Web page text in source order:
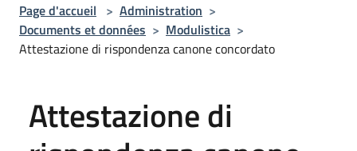
Page d'accueil > Administration >
Documents et données > Modulistica >
Attestazione di rispondenza canone concordato
Attestazione di